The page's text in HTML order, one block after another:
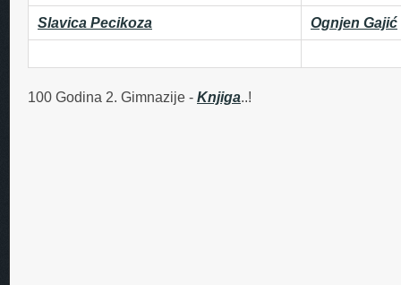
Slavica Pecikoza Ognjen Gajić
100 Godina 2. Gimnazije - Knjiga..!